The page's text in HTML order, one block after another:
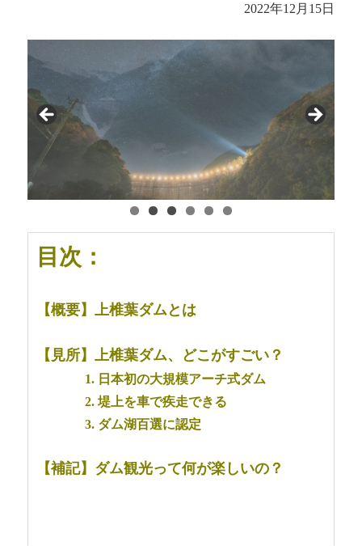
2022年12月15日
目次：
【概要】上椎葉ダムとは
【見所】上椎葉ダム、どこがすごい？
1. 日本初の大規模アーチ式ダム
2. 堤上を車で疾走できる
3. ダム湖百選に認定
【補記】ダム観光って何が楽しいの？